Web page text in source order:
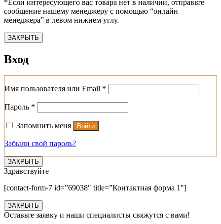
*Если интересующего вас товара нет в наличии, отправьте
сообщение нашему менеджеру с помощью “онлайн
менеджера” в левом нижнем углу.
ЗАКРЫТЬ
Вход
Имя пользователя или Email *
Пароль *
Запомнить меня Войти
Забыли свой пароль?
ЗАКРЫТЬ
Здравствуйте
[contact-form-7 id=”69038″ title=”Контактная форма 1″]
ЗАКРЫТЬ
Оставьте заявку и наши специалисты свяжутся с вами!